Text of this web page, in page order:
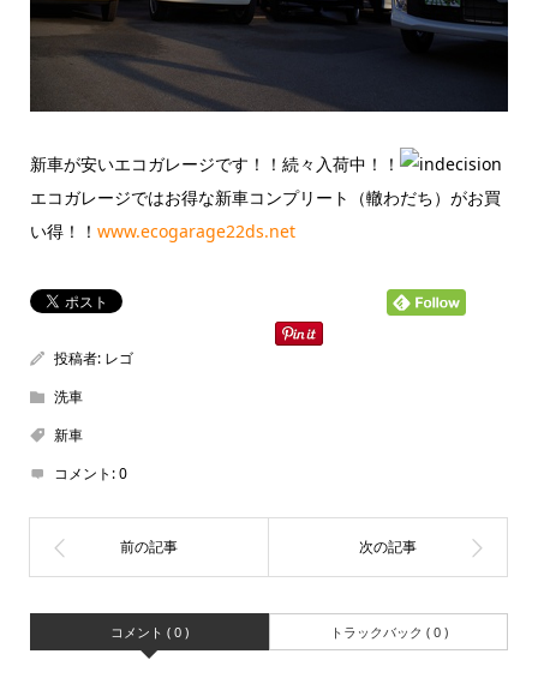
新車が安いエコガレージです！！続々入荷中！！
エコガレージではお得な新車コンプリート（轍わだち）がお買
い得！！ www.ecogarage22ds.net
投稿者: レゴ
洗車
新車
コメント:0
コメント ( 0 ) トラックバック ( 0 )